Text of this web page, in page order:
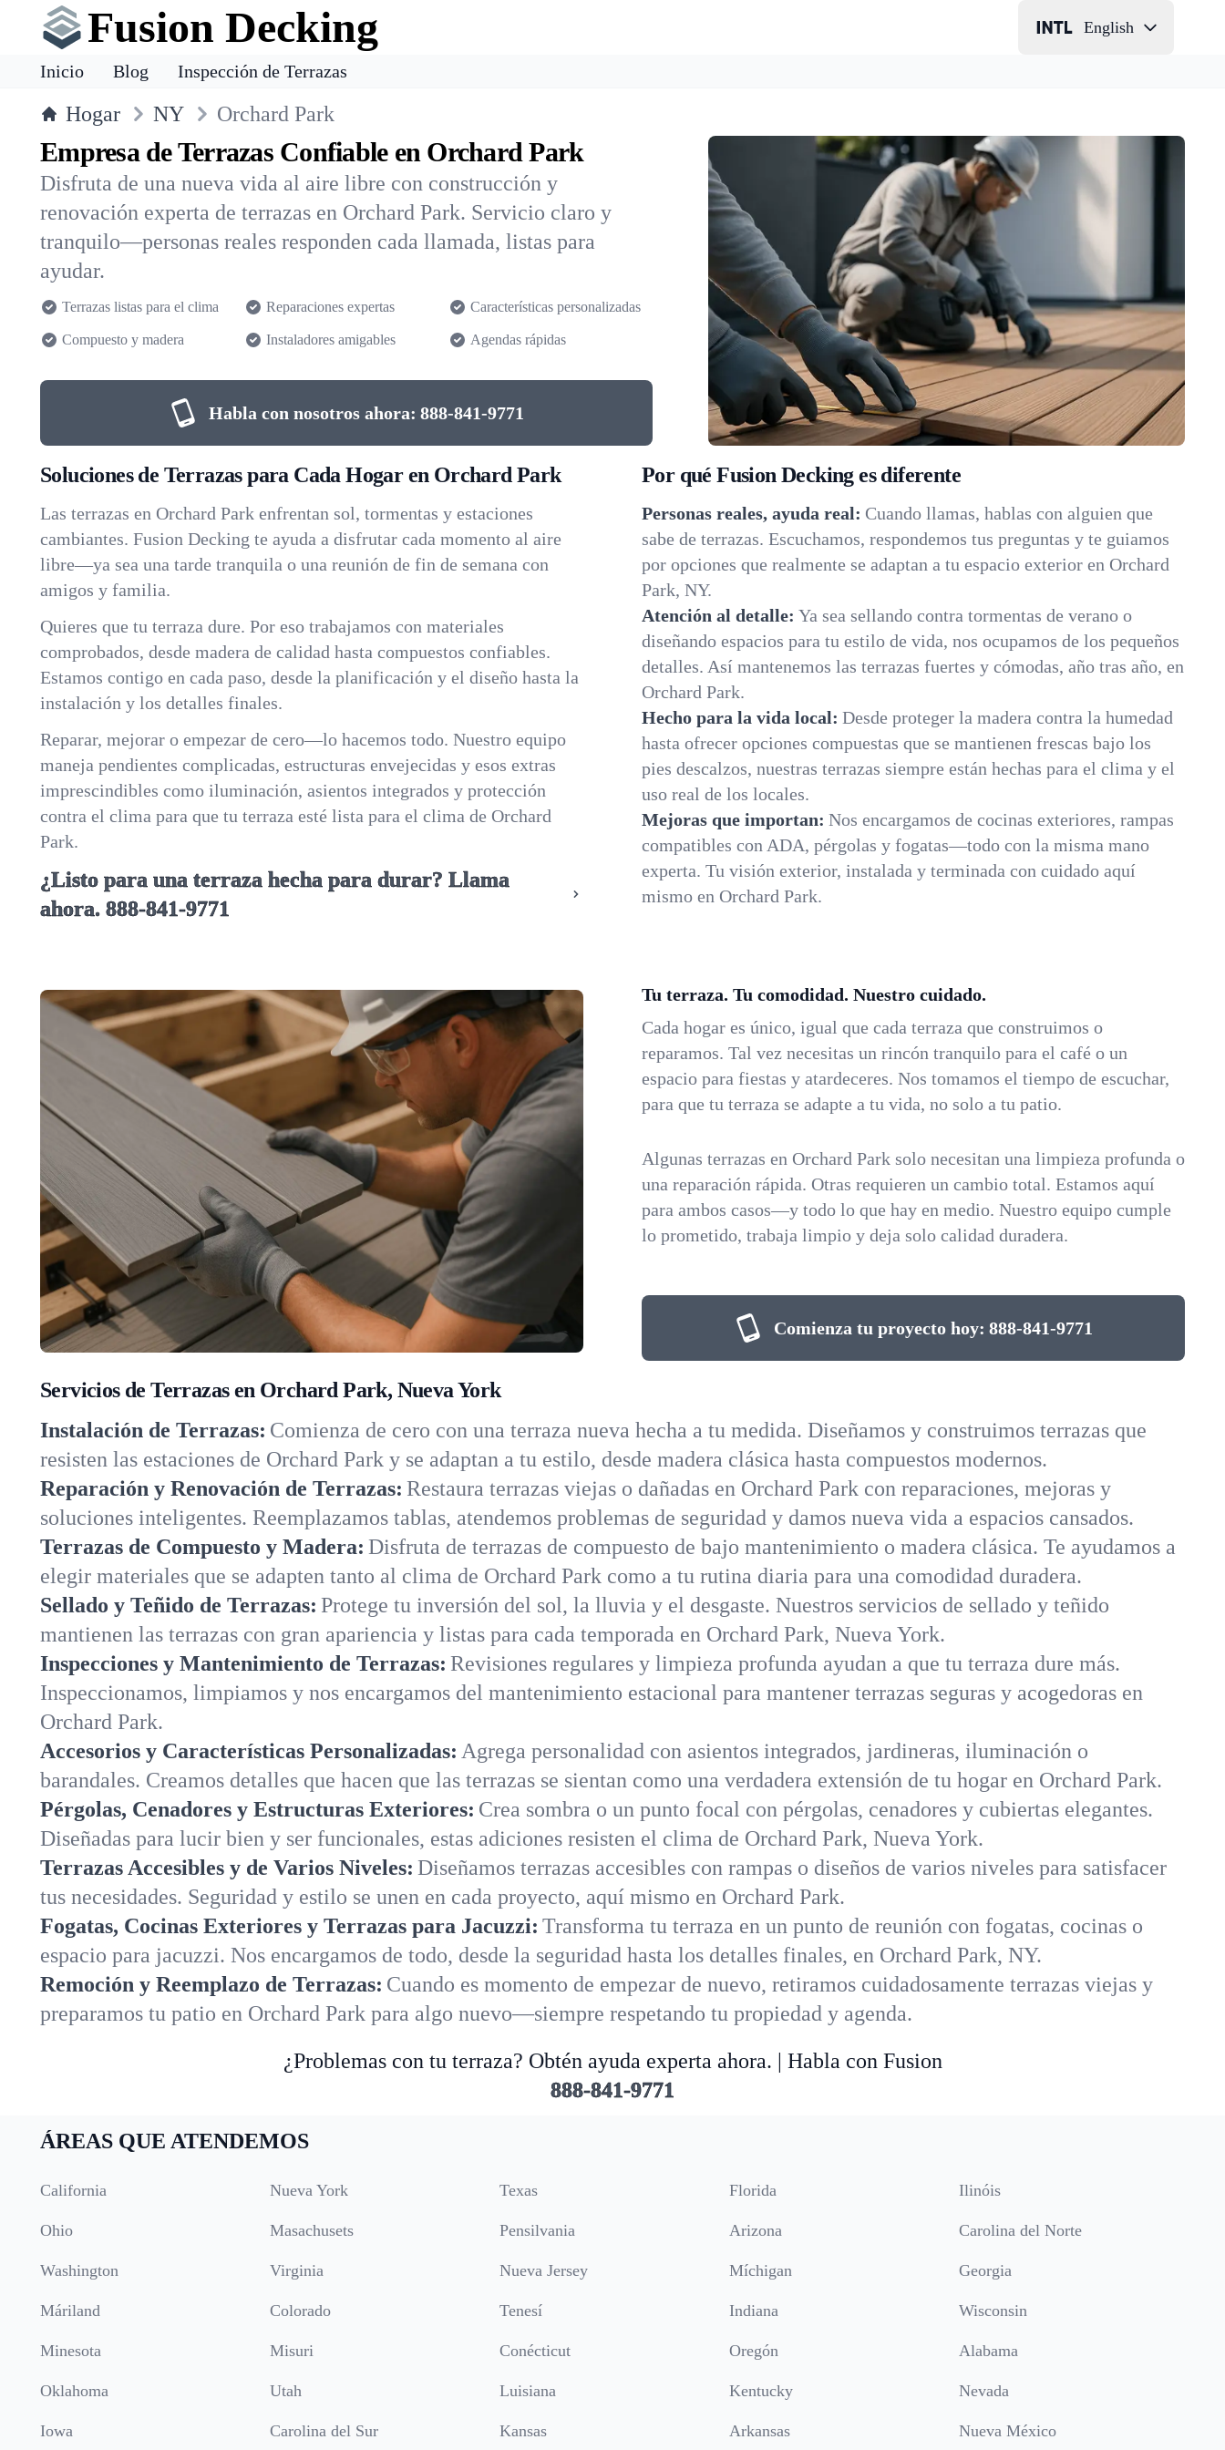
Fusion Decking English
Inicio Blog Inspección de Terrazas
Hogar NY Orchard Park
Empresa de Terrazas Confiable en Orchard Park
Disfruta de una nueva vida al aire libre con construcción y
renovación experta de terrazas en Orchard Park. Servicio claro y
tranquilo—personas reales responden cada llamada, listas para
ayudar.
Terrazas listas para el clima Reparaciones expertas Características personalizadas
Compuesto y madera Instaladores amigables Agendas rápidas
Habla con nosotros ahora: 888-841-9771
Soluciones de Terrazas para Cada Hogar en Orchard Park
Las terrazas en Orchard Park enfrentan sol, tormentas y estaciones
cambiantes. Fusion Decking te ayuda a disfrutar cada momento al aire
libre—ya sea una tarde tranquila o una reunión de fin de semana con
amigos y familia.
Quieres que tu terraza dure. Por eso trabajamos con materiales
comprobados, desde madera de calidad hasta compuestos confiables.
Estamos contigo en cada paso, desde la planificación y el diseño hasta la
instalación y los detalles finales.
Reparar, mejorar o empezar de cero—lo hacemos todo. Nuestro equipo
maneja pendientes complicadas, estructuras envejecidas y esos extras
imprescindibles como iluminación, asientos integrados y protección
contra el clima para que tu terraza esté lista para el clima de Orchard
Park.
¿Listo para una terraza hecha para durar? Llama
ahora. 888-841-9771
Por qué Fusion Decking es diferente
Personas reales, ayuda real: Cuando llamas, hablas con alguien que
sabe de terrazas. Escuchamos, respondemos tus preguntas y te guiamos
por opciones que realmente se adaptan a tu espacio exterior en Orchard
Park, NY.
Atención al detalle: Ya sea sellando contra tormentas de verano o
diseñando espacios para tu estilo de vida, nos ocupamos de los pequeños
detalles. Así mantenemos las terrazas fuertes y cómodas, año tras año, en
Orchard Park.
Hecho para la vida local: Desde proteger la madera contra la humedad
hasta ofrecer opciones compuestas que se mantienen frescas bajo los
pies descalzos, nuestras terrazas siempre están hechas para el clima y el
uso real de los locales.
Mejoras que importan: Nos encargamos de cocinas exteriores, rampas
compatibles con ADA, pérgolas y fogatas—todo con la misma mano
experta. Tu visión exterior, instalada y terminada con cuidado aquí
mismo en Orchard Park.
Tu terraza. Tu comodidad. Nuestro cuidado.
Cada hogar es único, igual que cada terraza que construimos o
reparamos. Tal vez necesitas un rincón tranquilo para el café o un
espacio para fiestas y atardeceres. Nos tomamos el tiempo de escuchar,
para que tu terraza se adapte a tu vida, no solo a tu patio.
Algunas terrazas en Orchard Park solo necesitan una limpieza profunda o
una reparación rápida. Otras requieren un cambio total. Estamos aquí
para ambos casos—y todo lo que hay en medio. Nuestro equipo cumple
lo prometido, trabaja limpio y deja solo calidad duradera.
Comienza tu proyecto hoy: 888-841-9771
Servicios de Terrazas en Orchard Park, Nueva York
Instalación de Terrazas: Comienza de cero con una terraza nueva hecha a tu medida. Diseñamos y construimos terrazas que
resisten las estaciones de Orchard Park y se adaptan a tu estilo, desde madera clásica hasta compuestos modernos.
Reparación y Renovación de Terrazas: Restaura terrazas viejas o dañadas en Orchard Park con reparaciones, mejoras y
soluciones inteligentes. Reemplazamos tablas, atendemos problemas de seguridad y damos nueva vida a espacios cansados.
Terrazas de Compuesto y Madera: Disfruta de terrazas de compuesto de bajo mantenimiento o madera clásica. Te ayudamos a
elegir materiales que se adapten tanto al clima de Orchard Park como a tu rutina diaria para una comodidad duradera.
Sellado y Teñido de Terrazas: Protege tu inversión del sol, la lluvia y el desgaste. Nuestros servicios de sellado y teñido
mantienen las terrazas con gran apariencia y listas para cada temporada en Orchard Park, Nueva York.
Inspecciones y Mantenimiento de Terrazas: Revisiones regulares y limpieza profunda ayudan a que tu terraza dure más.
Inspeccionamos, limpiamos y nos encargamos del mantenimiento estacional para mantener terrazas seguras y acogedoras en
Orchard Park.
Accesorios y Características Personalizadas: Agrega personalidad con asientos integrados, jardineras, iluminación o
barandales. Creamos detalles que hacen que las terrazas se sientan como una verdadera extensión de tu hogar en Orchard Park.
Pérgolas, Cenadores y Estructuras Exteriores: Crea sombra o un punto focal con pérgolas, cenadores y cubiertas elegantes.
Diseñadas para lucir bien y ser funcionales, estas adiciones resisten el clima de Orchard Park, Nueva York.
Terrazas Accesibles y de Varios Niveles: Diseñamos terrazas accesibles con rampas o diseños de varios niveles para satisfacer
tus necesidades. Seguridad y estilo se unen en cada proyecto, aquí mismo en Orchard Park.
Fogatas, Cocinas Exteriores y Terrazas para Jacuzzi: Transforma tu terraza en un punto de reunión con fogatas, cocinas o
espacio para jacuzzi. Nos encargamos de todo, desde la seguridad hasta los detalles finales, en Orchard Park, NY.
Remoción y Reemplazo de Terrazas: Cuando es momento de empezar de nuevo, retiramos cuidadosamente terrazas viejas y
preparamos tu patio en Orchard Park para algo nuevo—siempre respetando tu propiedad y agenda.
¿Problemas con tu terraza? Obtén ayuda experta ahora. | Habla con Fusion
888-841-9771
ÁREAS QUE ATENDEMOS
California Nueva York Texas Florida Ilinóis
Ohio Masachusets Pensilvania Arizona Carolina del Norte
Washington Virginia Nueva Jersey Míchigan Georgia
Máriland Colorado Tenesí Indiana Wisconsin
Minesota Misuri Conécticut Oregón Alabama
Oklahoma Utah Luisiana Kentucky Nevada
Iowa Carolina del Sur Kansas Arkansas Nueva México